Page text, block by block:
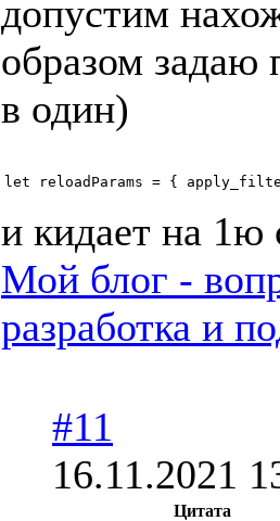
допустим
образом задаю
в один)
и кидает на 1ю
Мой блог -
разработка и
#11
16.11.2021
Цитата